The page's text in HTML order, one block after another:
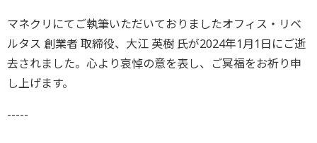
マネクリにてご執筆いただいておりましたオフィス・リベ
ルタス 創業者 取締役、大江 英樹 氏が2024年1月1日にご逝
去されました。心より哀悼の意を表し、ご冥福をお祈り申
し上げます。
-----